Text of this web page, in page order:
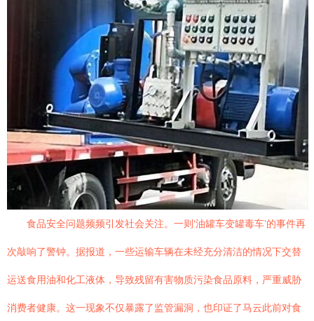
食品安全问题频频引发社会关注。一则‘油罐车变罐毒车’的事件再
次敲响了警钟。据报道，一些运输车辆在未经充分清洁的情况下交替
运送食用油和化工液体，导致残留有害物质污染食品原料，严重威胁
消费者健康。这一现象不仅暴露了监管漏洞，也印证了马云此前对食